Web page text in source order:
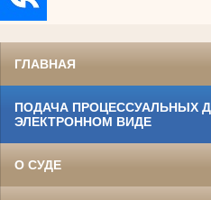
ГЛАВНАЯ
ПОДАЧА ПРОЦЕССУАЛЬНЫХ
ЭЛЕКТРОННОМ ВИДЕ
О СУДЕ